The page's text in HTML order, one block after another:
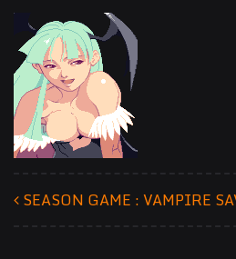
SEASON GAME : VAMPIRE